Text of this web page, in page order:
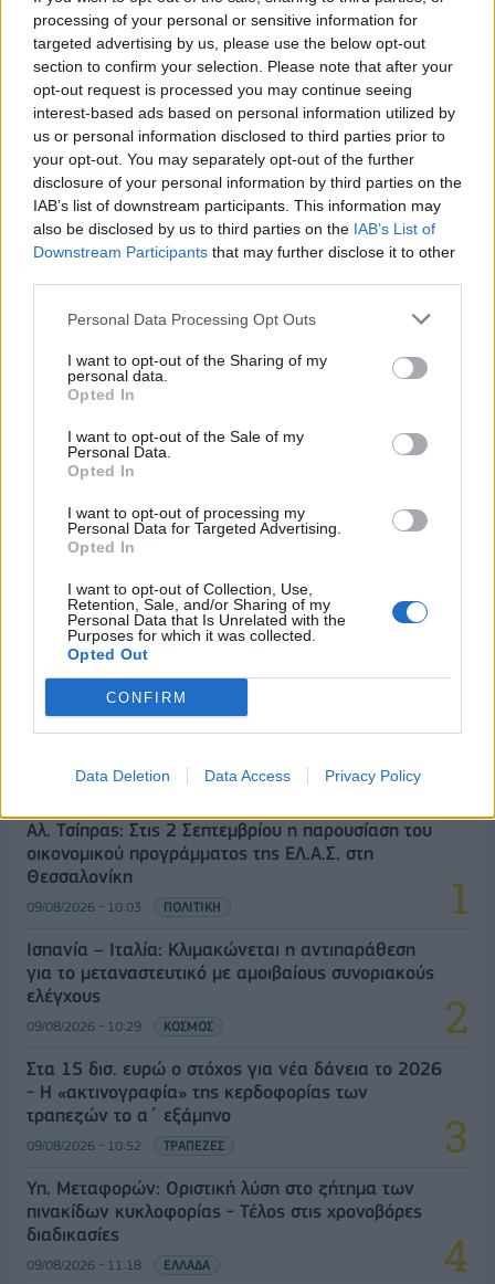
processing of your personal or sensitive information for
targeted advertising by us, please use the below opt-out
section to confirm your selection. Please note that after your
opt-out request is processed you may continue seeing
interest-based ads based on personal information utilized by
us or personal information disclosed to third parties prior to
your opt-out. You may separately opt-out of the further
disclosure of your personal information by third parties on the
IAB’s list of downstream participants. This information may
also be disclosed by us to third parties on the IAB’s List of
Downstream Participants that may further disclose it to other
Personal Data Processing Opt Outs
I want to opt-out of the Sharing of my
personal data.
Opted In
I want to opt-out of the Sale of my
Personal Data.
Opted In
I want to opt-out of processing my
Personal Data for Targeted Advertising.
Opted In
I want to opt-out of Collection, Use,
Retention, Sale, and/or Sharing of my
Personal Data that Is Unrelated with the
Purposes for which it was collected.
Opted Out
CONFIRM
Data Deletion Data Access Privacy Policy
09/08/2026 - 12:57 ΚΟΣΜΟΣ
Αυξημένη η επιβατική κίνηση από το λιμάνι του
Πειραιά – Περίπου 60.000 ταξίδεψαν Παρασκευή
και Σάββατο
09/08/2026 - 12:33 ΕΛΛΑΔΑ
Από τη Δυτική Αττική στη Νότια Γαλλία : Οι εμπειρίες
Ελλήνων και Γάλλων πυροσβεστών από τα πύρινα
μέτωπα
09/08/2026 - 12:08 ΚΟΣΜΟΣ
ψαράδες ο αλιευτικός τουρισμός
09/08/2026 - 12:08 ΤΟΥΡΙΣΜΟΣ
Τ. Θεοδωρικάκος: Η ενίσχυση της βιομηχανίας
καλύτερους μισθούς
09/08/2026 - 11:43
Υπ. Μεταφορών: Οριστική λύση στο ζήτημα των
πινακίδων κυκλοφορίας - Τέλος στις χρονοβόρες
διαδικασίες
09/08/2026 - 11:18 ΕΛΛΑΔΑ
ΟΛΕΣ ΟΙ ΕΙΔΗΣΕΙΣ
ΔΗΜΟΦΙΛΗ
Αλ. Τσίπρας: Στις 2 Σεπτεμβρίου η παρουσίαση του
οικονομικού προγράμματος της ΕΛ.Α.Σ. στη
Θεσσαλονίκη
09/08/2026 - 10:03 ΠΟΛΙΤΙΚΗ
Ισπανία – Ιταλία: Κλιμακώνεται η αντιπαράθεση
για το μεταναστευτικό με αμοιβαίους συνοριακούς
ελέγχους
09/08/2026 - 10:29 ΚΟΣΜΟΣ
Στα 15 δισ. ευρώ ο στόχος για νέα δάνεια το 2026
- Η «ακτινογραφία» της κερδοφορίας των
τραπεζών το α΄ εξάμηνο
09/08/2026 - 10:52 ΤΡΑΠΕΖΕΣ
Υπ. Μεταφορών: Οριστική λύση στο ζήτημα των
πινακίδων κυκλοφορίας - Τέλος στις χρονοβόρες
διαδικασίες
09/08/2026 - 11:18 ΕΛΛΑΔΑ